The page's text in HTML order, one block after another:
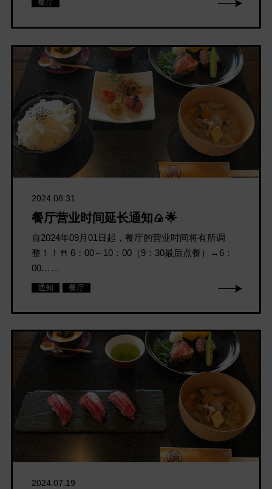
餐厅
2024.08.31
餐厅营业时间延长通知🍙🌟
自2024年09月01日起，餐厅的营业时间将有所调
整！！🍴 6：00～10：00（9：30最后点餐）→6：
00……
通知 餐厅
2024.07.19